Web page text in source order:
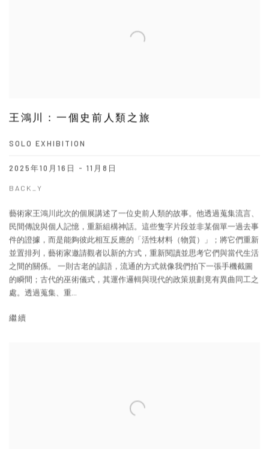
王鴻川：一個史前人類之旅
SOLO EXHIBITION
2025年10月16日 - 11月8日
BACK_Y
藝術家王鴻川此次的個展講述了一位史前人類的故事。他透過蒐集流言、
民間傳說與個人記憶，重新組構神話。這些隻字片段並非某個單一過去事
件的證據，而是能夠彼此相互反應的「活性材料（物質）」；將它們重新
並置排列，藝術家邀請觀者以新的方式，重新閱讀並思考它們與當代生活
之間的關係。 一則古老的諺語，流通的方式就像我們拍下一張手機截圖
的瞬間；古代的巫術儀式，其運作邏輯與現代的政策規劃竟有異曲同工之
處。透過蒐集、重...
繼續